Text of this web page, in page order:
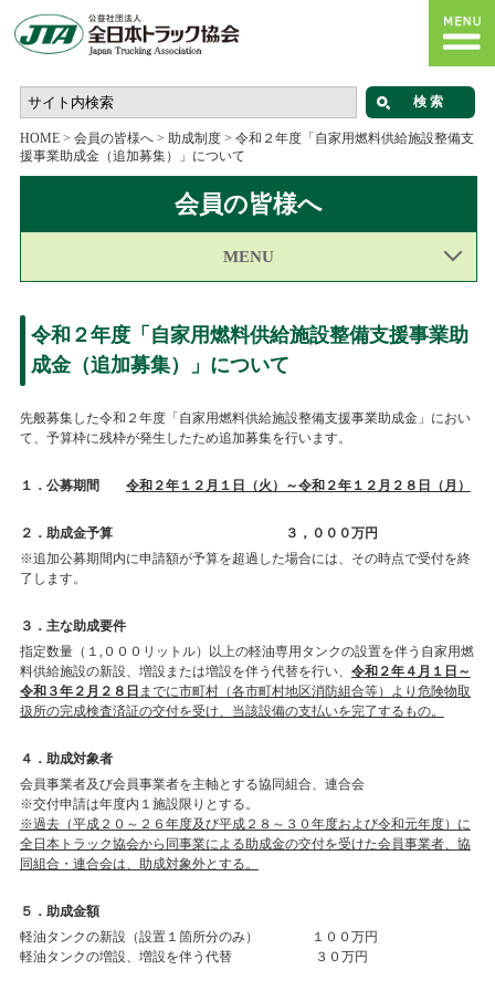
HOME> 会員の皆様へ> 助成制度> 令和２年度「自家用燃料供給施設整備支
援事業助成金（追加募集）」について
会員の皆様へ
MENU
令和２年度「自家用燃料供給施設整備支援事業助
成金（追加募集）」について
先般募集した令和２年度「自家用燃料供給施設整備支援事業助成金」におい
て、予算枠に残枠が発生したため追加募集を行います。
１．公募期間 令和２年１２月１日（火）～令和２年１２月２８日（月）
２．助成金予算 ３，０００万円
※追加公募期間内に申請額が予算を超過した場合には、その時点で受付を終
了します。
３．主な助成要件
指定数量（１,０００リットル）以上の軽油専用タンクの設置を伴う自家用燃
料供給施設の新設、増設または増設を伴う代替を行い、 令和２年４月１日～
令和３年２月２８日 までに市町村（各市町村地区消防組合等）より危険物取
扱所の完成検査済証の交付を受け、当該設備の支払いを完了するもの。
４．助成対象者
会員事業者及び会員事業者を主軸とする協同組合、連合会
※交付申請は年度内１施設限りとする。
※過去（平成２０～２６年度及び平成２８～３０年度および令和元年度）に
全日本トラック協会から同事業による助成金の交付を受けた会員事業者、協
同組合・連合会は、助成対象外とする。
５．助成金額
軽油タンクの新設（設置１箇所分のみ） １００万円
軽油タンクの増設、増設を伴う代替 ３０万円